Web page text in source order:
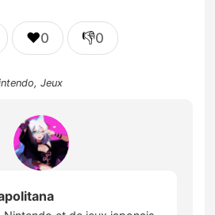
❤️0 👎0
,Jeux